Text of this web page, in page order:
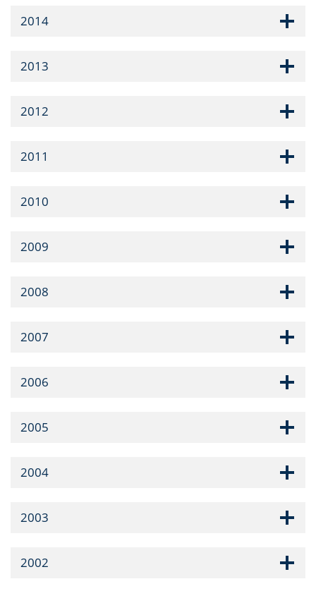
2014
2013
2012
2011
2010
2009
2008
2007
2006
2005
2004
2003
2002